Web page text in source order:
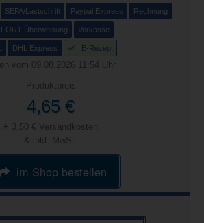
SEPA/Lastschrift Paypal Express Rechnung
Überweisung Vorkasse
DHL Express E-Rezept
vom 09.08.2026 11:54 Uhr
Produktpreis
4,65 €
+ 3,50 € Versandkosten
& inkl. MwSt.
im Shop bestellen